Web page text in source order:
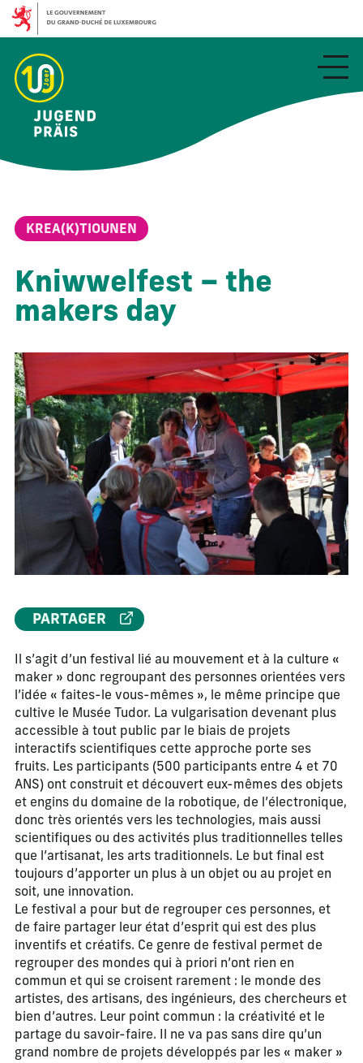
KREA(K)TIOUNEN
Kniwwelfest – the
makers day
Il s’agit d’un festival lié au mouvement et à la culture «
maker » donc regroupant des personnes orientées vers
l’idée « faites-le vous-mêmes », le même principe que
cultive le Musée Tudor. La vulgarisation devenant plus
accessible à tout public par le biais de projets
interactifs scientifiques cette approche porte ses
fruits. Les participants (500 participants entre 4 et 70
ANS) ont construit et découvert eux-mêmes des objets
et engins du domaine de la robotique, de l’électronique,
donc très orientés vers les technologies, mais aussi
scientifiques ou des activités plus traditionnelles telles
que l’artisanat, les arts traditionnels. Le but final est
toujours d’apporter un plus à un objet ou au projet en
soit, une innovation.
Le festival a pour but de regrouper ces personnes, et
de faire partager leur état d’esprit qui est des plus
inventifs et créatifs. Ce genre de festival permet de
regrouper des mondes qui à priori n’ont rien en
commun et qui se croisent rarement : le monde des
artistes, des artisans, des ingénieurs, des chercheurs et
bien d’autres. Leur point commun : la créativité et le
partage du savoir-faire. Il ne va pas sans dire qu’un
grand nombre de projets développés par les « maker »
PARTAGER